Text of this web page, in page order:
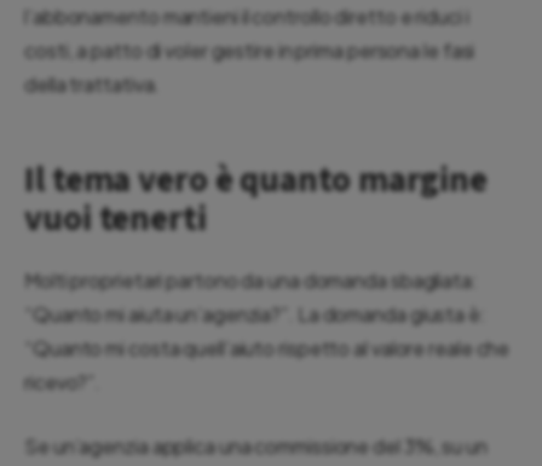
l’abbonamento mantieni il controllo diretto e riduci i
costi, a patto di voler gestire in prima persona le fasi
della trattativa.
Il tema vero è quanto margine
vuoi tenerti
Molti proprietari partono da una domanda sbagliata:
“Quanto mi aiuta un’agenzia?”. La domanda giusta è:
“Quanto mi costa quell’aiuto rispetto al valore reale che
ricevo?”.
Se un’agenzia applica una commissione del 3%, su un